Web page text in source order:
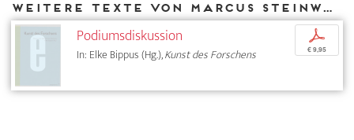
Weitere Texte von Marcus Steinweg bei DIAPHANES
Podiumsdiskussion
In: Elke Bippus (Hg.),Kunst des Forschens
p
€ 9,95